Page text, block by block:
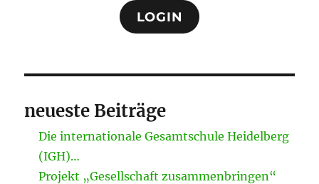
LOGIN
neueste Beiträge
Die internationale Gesamtschule Heidelberg
(IGH)…
Projekt „Gesellschaft zusammenbringen“